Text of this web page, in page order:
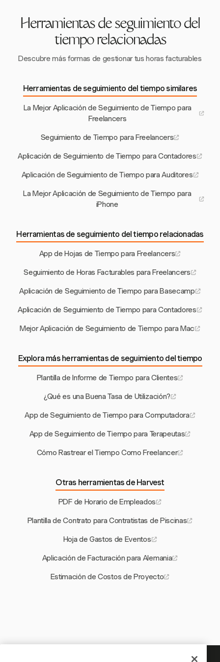
Herramientas de seguimiento del
tiempo relacionadas
Descubre más formas de gestionar tus horas facturables
Herramientas de seguimiento del tiempo similares
La Mejor Aplicación de Seguimiento de Tiempo para
Freelancers
Seguimiento de Tiempo para Freelancers
Aplicación de Seguimiento de Tiempo para Contadores
Aplicación de Seguimiento de Tiempo para Auditores
La Mejor Aplicación de Seguimiento de Tiempo para
iPhone
Herramientas de seguimiento del tiempo relacionadas
App de Hojas de Tiempo para Freelancers
Seguimiento de Horas Facturables para Freelancers
Aplicación de Seguimiento de Tiempo para Basecamp
Aplicación de Seguimiento de Tiempo para Contadores
Mejor Aplicación de Seguimiento de Tiempo para Mac
Explora más herramientas de seguimiento del tiempo
Plantilla de Informe de Tiempo para Clientes
¿Qué es una Buena Tasa de Utilización?
App de Seguimiento de Tiempo para Computadora
App de Seguimiento de Tiempo para Terapeutas
Cómo Rastrear el Tiempo Como Freelancer
Otras herramientas de Harvest
PDF de Horario de Empleados
Plantilla de Contrato para Contratistas de Piscinas
Hoja de Gastos de Eventos
Aplicación de Facturación para Alemania
Estimación de Costos de Proyecto